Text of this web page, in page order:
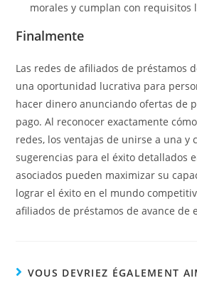
morales y cumplan con requisitos
Finalmente
Las redes de afiliados de préstamos
una oportunidad lucrativa para
hacer dinero anunciando ofertas de
pago. Al reconocer exactamente
redes, los ventajas de unirse a una y
sugerencias para el éxito detallados
asociados pueden maximizar su
lograr el éxito en el mundo
afiliados de préstamos de avance de
VOUS DEVRIEZ ÉGALEMENT